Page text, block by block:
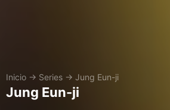
Inicio → Series → Jung Eun-ji
Jung Eun-ji